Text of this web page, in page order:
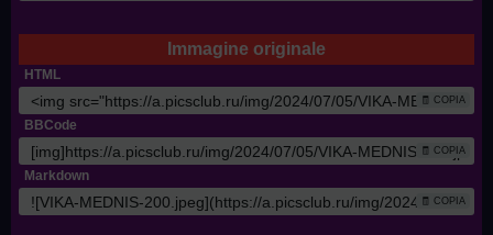
Immagine originale
HTML
🧾 COPIA
BBCode
🧾 COPIA
Markdown
🧾 COPIA